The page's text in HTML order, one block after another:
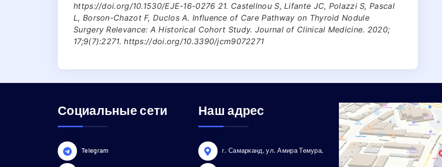
https://doi.org/10.1530/EJE-16-0276 21. Castellnou S, Lifante JC, Polazzi S, Pascal
L, Borson-Chazot F, Duclos A. Influence of Care Pathway on Thyroid Nodule
Surgery Relevance: A Historical Cohort Study. Journal of Clinical Medicine. 2020;
17;9(7):2271. https://doi.org/10.3390/jcm9072271
Социальные сети
Telegram
Наш адрес
г. Самарканд, ул. Амира Темура,